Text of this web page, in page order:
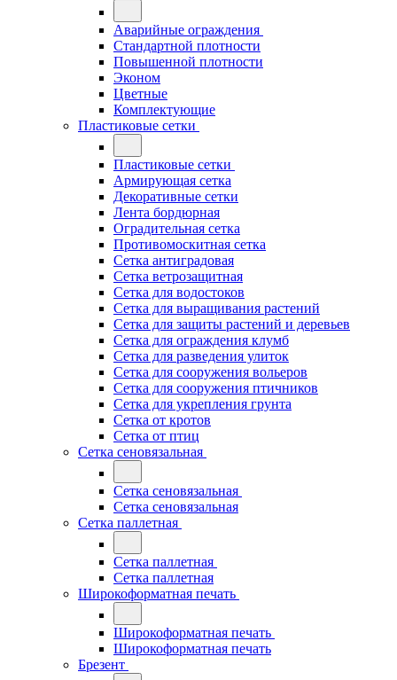
Аварийные ограждения
Стандартной плотности
Повышенной плотности
Эконом
Цветные
Комплектующие
Пластиковые сетки
Пластиковые сетки
Армирующая сетка
Декоративные сетки
Лента бордюрная
Оградительная сетка
Противомоскитная сетка
Сетка антиградовая
Сетка ветрозащитная
Сетка для водостоков
Сетка для выращивания растений
Сетка для защиты растений и деревьев
Сетка для ограждения клумб
Сетка для разведения улиток
Сетка для сооружения вольеров
Сетка для сооружения птичников
Сетка для укрепления грунта
Сетка от кротов
Сетка от птиц
Сетка сеновязальная
Сетка сеновязальная
Сетка сеновязальная
Сетка паллетная
Сетка паллетная
Сетка паллетная
Широкоформатная печать
Широкоформатная печать
Широкоформатная печать
Брезент